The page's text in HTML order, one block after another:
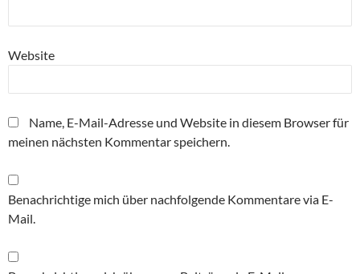
Website
Name, E-Mail-Adresse und Website in diesem Browser für
meinen nächsten Kommentar speichern.
Benachrichtige mich über nachfolgende Kommentare via E-
Mail.